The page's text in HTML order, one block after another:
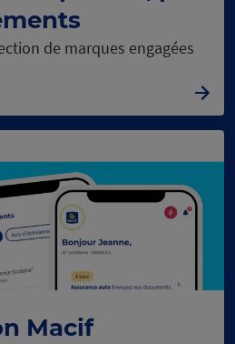
de marques engagées
Macif